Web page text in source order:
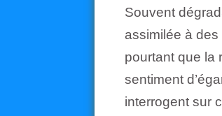
Souvent
assimilée à
pourtant que la
sentiment
interrogent sur